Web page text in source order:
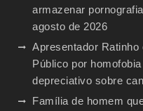
armazenar
agosto de 2026
Apresentador
Público por
depreciativo sobre
Família de homem